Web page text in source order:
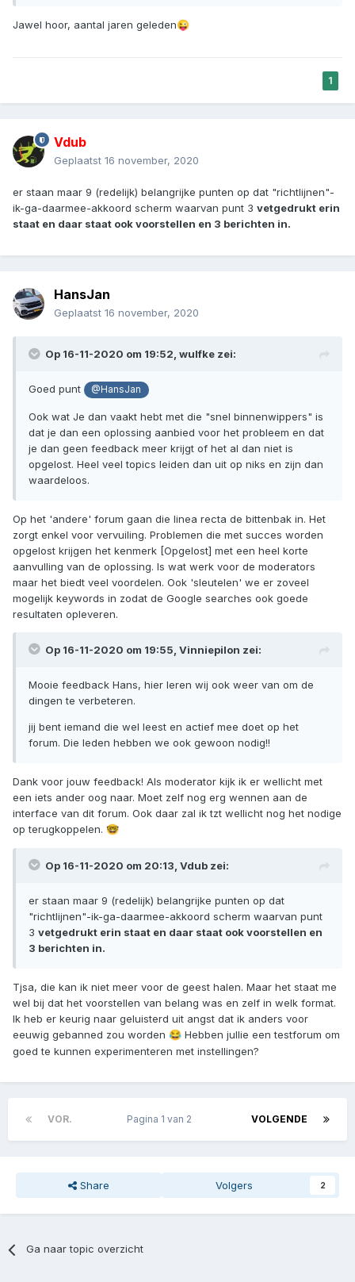
Jawel hoor, aantal jaren geleden😜
1
Vdub
Geplaatst 16 november, 2020
er staan maar 9 (redelijk) belangrijke punten op dat "richtlijnen"-
ik-ga-daarmee-akkoord scherm waarvan punt 3 vetgedrukt erin
staat en daar staat ook voorstellen en 3 berichten in.
HansJan
Geplaatst 16 november, 2020
Op 16-11-2020 om 19:52, wulfke zei:
Goed punt @HansJan
Ook wat Je dan vaakt hebt met die "snel binnenwippers" is
dat je dan een oplossing aanbied voor het probleem en dat
je dan geen feedback meer krijgt of het al dan niet is
opgelost. Heel veel topics leiden dan uit op niks en zijn dan
waardeloos.
Op het 'andere' forum gaan die linea recta de bittenbak in. Het
zorgt enkel voor vervuiling. Problemen die met succes worden
opgelost krijgen het kenmerk [Opgelost] met een heel korte
aanvulling van de oplossing. Is wat werk voor de moderators
maar het biedt veel voordelen. Ook 'sleutelen' we er zoveel
mogelijk keywords in zodat de Google searches ook goede
resultaten opleveren.
Op 16-11-2020 om 19:55, Vinniepilon zei:
Mooie feedback Hans, hier leren wij ook weer van om de
dingen te verbeteren.
jij bent iemand die wel leest en actief mee doet op het
forum. Die leden hebben we ook gewoon nodig!!
Dank voor jouw feedback! Als moderator kijk ik er wellicht met
een iets ander oog naar. Moet zelf nog erg wennen aan de
interface van dit forum. Ook daar zal ik tzt wellicht nog het nodige
op terugkoppelen. 🤓
Op 16-11-2020 om 20:13, Vdub zei:
er staan maar 9 (redelijk) belangrijke punten op dat
"richtlijnen"-ik-ga-daarmee-akkoord scherm waarvan punt
3 vetgedrukt erin staat en daar staat ook voorstellen en
3 berichten in.
Tjsa, die kan ik niet meer voor de geest halen. Maar het staat me
wel bij dat het voorstellen van belang was en zelf in welk format.
Ik heb er keurig naar geluisterd uit angst dat ik anders voor
eeuwig gebanned zou worden 😂 Hebben jullie een testforum om
goed te kunnen experimenteren met instellingen?
VOR. VOLGENDE
Pagina 1 van 2
Share Volgers 2
Ga naar topic overzicht